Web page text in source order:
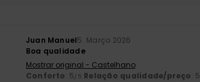
Juan Manuel5. Março 2026
Boa qualidade
Mostrar original - Castelhano
Conforto: 5/5 Relação qualidade/preço: 5